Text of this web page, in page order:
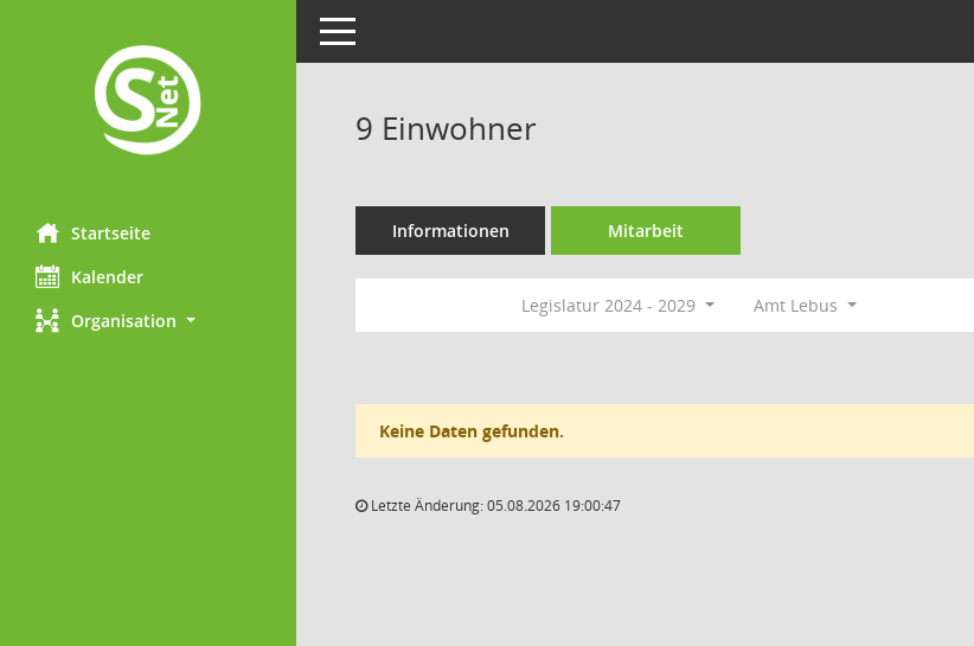
Startseite
Kalender
Organisation
Toggle navigation
9 Einwohner
Informationen Mitarbeit
Legislatur 2024 - 2029 Amt Lebus
Keine Daten gefunden.
Letzte Änderung: 05.08.2026 19:00:47